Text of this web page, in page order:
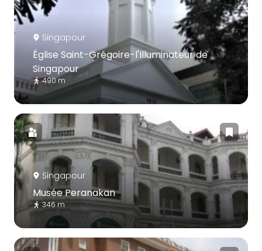
Singapour
Église Saint-Grégoire-l'Illuminateur de
Singapour
490 m
Singapour
Musée Peranakan
346 m